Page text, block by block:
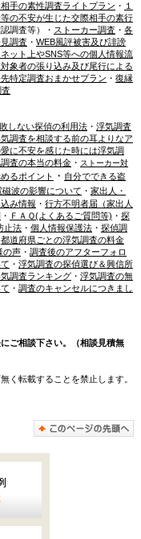
手の素性調査ライトプラン ・ １
の不安が生じた交際相手の素行
調査等）・ ストーカー調査・ 各
調査・ WEB風評被害及び誹謗
ット上やSNS等への個人情報流
象者の張り込み及び尾行による
特定調査おまかせプラン ・ 復縁
査
しない探偵の利用法・ 浮気調査
調査を相談する前の耳よりなア
に不安を感じた時には浮気調
査の本当の料金・ ストーカー対
るポイント ・ 自分でできる盗
磁波の影響について ・ 家出人・
み情報 ・ 行方不明者届（家出人
・ ＦＡＱ(よくあるご質問等) ・ 探
止法・ 個人情報保護法・ 探偵調
都道府県ごとの浮気調査の料金
の声・ 調査後のアフターフォロ
・ 浮気調査の探偵選び＆興信所
調査ランキング・ 浮気調査の無
・ 調査のキャンセルにつきまし
ご相談下さい。（相談見積無
く転載することを禁止します。